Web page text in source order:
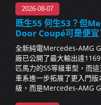
2026-08-07
既生55 何生53？但
Door Coupé可是便宜
全新純電Mercedes-AMG
廠已公開了最大輸出達
匹馬力的55等級車型，而
車系進一步拓展了更入門
級，而是Mercedes-AMG